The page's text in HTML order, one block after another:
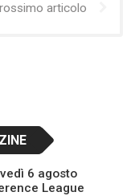
articolo
6 agosto
League